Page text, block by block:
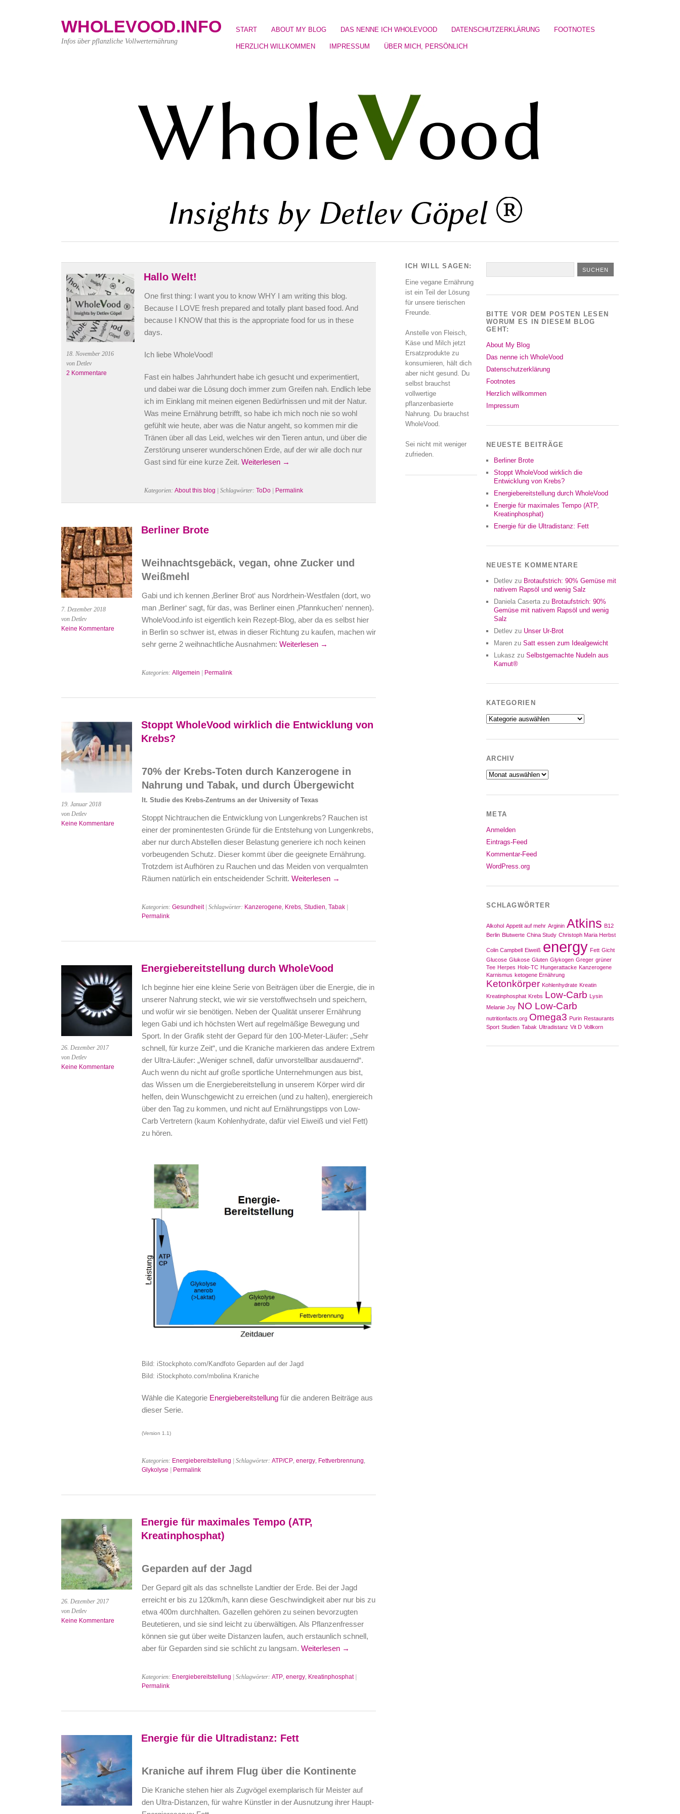
START ABOUT MY BLOG DAS NENNE ICH WHOLEVOOD DATENSCHUTZERKLÄRUNG FOOTNOTES
HERZLICH WILLKOMMEN IMPRESSUM ÜBER MICH, PERSÖNLICH
WHOLEVOOD.INFO
Infos über pflanzliche Vollwerternährung
18. November 2016
von Detlev
2 Kommentare
Hallo Welt!
One first thing: I want you to know WHY I am writing this blog.
Because I LOVE fresh prepared and totally plant based food. And
because I KNOW that this is the appropriate food for us in these
days.
Ich liebe WholeVood!
Fast ein halbes Jahrhundert habe ich gesucht und experimentiert,
und dabei war die Lösung doch immer zum Greifen nah. Endlich lebe
ich im Einklang mit meinen eigenen Bedürfnissen und mit der Natur.
Was meine Ernährung betrifft, so habe ich mich noch nie so wohl
gefühlt wie heute, aber was die Natur angeht, so kommen mir die
Tränen über all das Leid, welches wir den Tieren antun, und über die
Zerstörung unserer wunderschönen Erde, auf der wir alle doch nur
Gast sind für eine kurze Zeit. Weiterlesen →
Kategorien: About this blog | Schlagwörter: ToDo| Permalink
7. Dezember 2018
von Detlev
Keine Kommentare
Berliner Brote
Weihnachtsgebäck, vegan, ohne Zucker und
Weißmehl
Gabi und ich kennen ‚Berliner Brot‘ aus Nordrhein-Westfalen (dort, wo
man ‚Berliner‘ sagt, für das, was Berliner einen ‚Pfannkuchen‘ nennen).
WholeVood.info ist eigentlich kein Rezept-Blog, aber da es selbst hier
in Berlin so schwer ist, etwas in dieser Richtung zu kaufen, machen wir
sehr gerne 2 weihnachtliche Ausnahmen: Weiterlesen →
Kategorien: Allgemein Permalink
19. Januar 2018
von Detlev
Keine Kommentare
Stoppt WholeVood wirklich die Entwicklung von
Krebs?
70% der Krebs-Toten durch Kanzerogene in
Nahrung und Tabak, und durch Übergewicht
lt. Studie des Krebs-Zentrums an der University of Texas
Stoppt Nichtrauchen die Entwicklung von Lungenkrebs? Rauchen ist
einer der prominentesten Gründe für die Entstehung von Lungenkrebs,
aber nur durch Abstellen dieser Belastung generiere ich noch keinen
vorbeugenden Schutz. Dieser kommt über die geeignete Ernährung.
Trotzdem ist Aufhören zu Rauchen und das Meiden von verqualmten
Räumen natürlich ein entscheidender Schritt. Weiterlesen →
Kategorien: Gesundheit| Schlagwörter: Kanzerogene, Krebs, Studien, Tabak|
Permalink
26. Dezember 2017
von Detlev
Keine Kommentare
Energiebereitstellung durch WholeVood
Ich beginne hier eine kleine Serie von Beiträgen über die Energie, die in
unserer Nahrung steckt, wie wir sie verstoffwechseln und speichern,
und wofür wir sie benötigen. Neben der Qualität unserer Ernährung
legen Gabi und ich höchsten Wert auf regelmäßige Bewegung und
Sport. In der Grafik steht der Gepard für den 100-Meter-Läufer: „Sehr
schnell, für kurze Zeit“, und die Kraniche markieren das andere Extrem
der Ultra-Läufer: „Weniger schnell, dafür unvorstellbar ausdauernd“.
Auch wenn du nicht auf große sportliche Unternehmungen aus bist,
das Wissen um die Energiebereitstellung in unserem Körper wird dir
helfen, dein Wunschgewicht zu erreichen (und zu halten), energiereich
über den Tag zu kommen, und nicht auf Ernährungstipps von Low-
Carb Vertretern (kaum Kohlenhydrate, dafür viel Eiweiß und viel Fett)
zu hören.
Bild: iStockphoto.com/Kandfoto Geparden auf der Jagd
Bild: iStockphoto.com/mbolina Kraniche
Wähle die Kategorie Energiebereitstellungfür die anderen Beiträge aus
dieser Serie.
(Version 1.1)
Kategorien: Energiebereitstellung | Schlagwörter: ATP/CP, energy, Fettverbrennung,
Glykolyse
Permalink
26. Dezember 2017
von Detlev
Keine Kommentare
Energie für maximales Tempo (ATP,
Kreatinphosphat)
Geparden auf der Jagd
Der Gepard gilt als das schnellste Landtier der Erde. Bei der Jagd
erreicht er bis zu 120km/h, kann diese Geschwindigkeit aber nur bis zu
etwa 400m durchhalten. Gazellen gehören zu seinen bevorzugten
Beutetieren, und sie sind leicht zu überwältigen. Als Pflanzenfresser
können sie gut über weite Distanzen laufen, auch erstaunlich schnell,
aber für Geparden sind sie schlicht zu langsam. Weiterlesen →
Kategorien: Energiebereitstellung | Schlagwörter: ATP, energy, Kreatinphosphat|
Permalink
Energie für die Ultradistanz: Fett
Kraniche auf ihrem Flug über die Kontinente
Die Kraniche stehen hier als Zugvögel exemplarisch für Meister auf
den Ultra-Distanzen, für wahre Künstler in der Ausnutzung ihrer Haupt-
ICH WILL SAGEN:
Eine vegane Ernährung
ist ein Teil der Lösung
für unsere tierischen
Freunde.
Anstelle von Fleisch,
Käse und Milch jetzt
Ersatzprodukte zu
konsumieren, hält dich
aber nicht gesund. Du
selbst brauchst
vollwertige
pflanzenbasierte
Nahrung. Du brauchst
WholeVood.
Sei nicht mit weniger
zufrieden.
BITTE VOR DEM POSTEN LESEN
WORUM ES IN DIESEM BLOG
GEHT:
About My Blog
Das nenne ich WholeVood
Datenschutzerklärung
Footnotes
Herzlich willkommen
Impressum
NEUESTE BEITRÄGE
Berliner Brote
Stoppt WholeVood wirklich die
Entwicklung von Krebs?
Energiebereitstellung durch WholeVood
Energie für maximales Tempo (ATP,
Kreatinphosphat)
Energie für die Ultradistanz: Fett
NEUESTE KOMMENTARE
Detlev zu Brotaufstrich: 90% Gemüse mit
nativem Rapsöl und wenig Salz
Daniela Caserta zu Brotaufstrich: 90%
Gemüse mit nativem Rapsöl und wenig
Salz
Detlev zu Unser Ur-Brot
Maren zu Satt essen zum Idealgewicht
Lukasz zu Selbstgemachte Nudeln aus
Kamut®
KATEGORIEN
Kategorien
ARCHIV
Archiv
META
Anmelden
Eintrags-Feed
Kommentar-Feed
WordPress.org
SCHLAGWÖRTER
Alkohol Appetit auf mehr Arginin Atkins B12
Berlin Blutwerte China Study Christoph Maria Herbst
Colin Campbell Eiweiß energy Fett Gicht
Glucose Glukose Gluten Glykogen Greger grüner
Tee Herpes Holo-TC Hungerattacke Kanzerogene
Karnismus ketogene Ernährung
Ketonkörper Kohlenhydrate Kreatin
Kreatinphosphat Krebs Low-Carb Lysin
Melanie Joy NO Low-Carb
nutritionfacts.org Omega3 Purin Restaurants
Sport Studien Tabak Ultradistanz Vit D Vollkorn